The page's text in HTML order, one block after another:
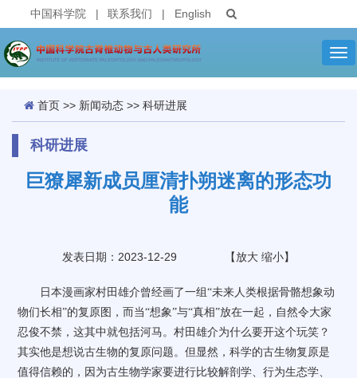
中国科学院 | 联系我们 | English
首页 >> 新闻动态 >> 科研进展
科研进展
巨獠犀新成员厘清扑朔迷离的形态功
能
发表日期：2023-12-29 【放大 缩小】
日本漫画家村田雄介曾经画了一组“未来人类根据骨骼想象动
物们长相”的复原图，而当“想象”与“真相”放在一起，自然令大家
忍俊不禁，这其中就包括河马。村田雄介为什么要开这个玩笑？
其实他是想说古生物的复原问题。但显然，科学的古生物复原是
值得信赖的，因为古生物学家要进行比较解剖学、行为生态学、